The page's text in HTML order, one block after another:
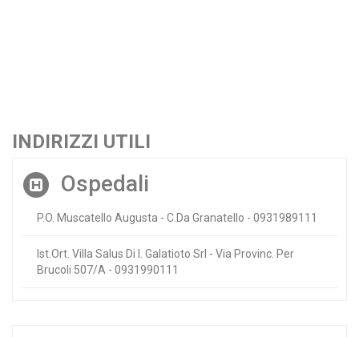
INDIRIZZI UTILI
Ospedali
P.O. Muscatello Augusta - C.Da Granatello - 0931989111
Ist.Ort. Villa Salus Di I. Galatioto Srl - Via Provinc. Per
Brucoli 507/A - 0931990111